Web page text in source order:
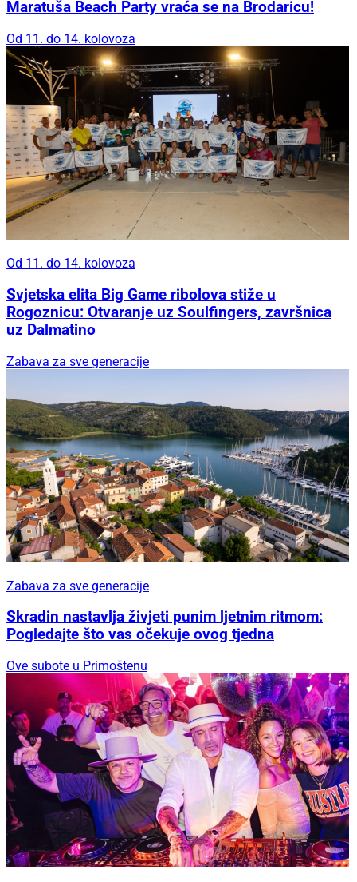
Maratuša Beach Party vraća se na Brodaricu!
Od 11. do 14. kolovoza
Od 11. do 14. kolovoza
Svjetska elita Big Game ribolova stiže u
Rogoznicu: Otvaranje uz Soulfingers, završnica
uz Dalmatino
Zabava za sve generacije
Zabava za sve generacije
Skradin nastavlja živjeti punim ljetnim ritmom:
Pogledajte što vas očekuje ovog tjedna
Ove subote u Primoštenu